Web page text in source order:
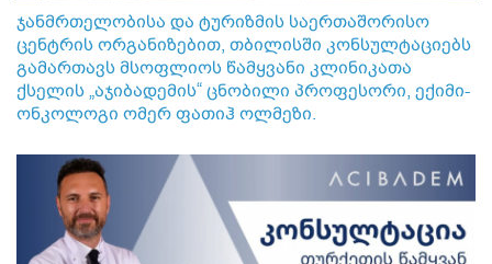
ჯანმრთელობისა და ტურიზმის საერთაშორისო
ცენტრის ორგანიზებით, თბილისში კონსულტაციებს
გამართავს მსოფლიოს წამყვანი კლინიკათა
ქსელის „აჯიბადემის“ ცნობილი პროფესორი, ექიმი-
ონკოლოგი ომერ ფათიჰ ოლმეზი.